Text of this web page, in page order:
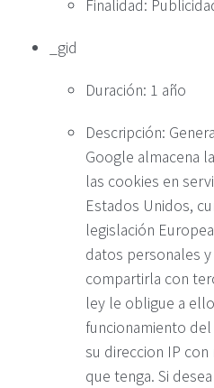
Finalidad:
_gid
Duración: 1 año
Descripción:
Google almacena
las cookies en
Estados Unidos,
legislación
datos personales
compartirla con
ley le obligue a
funcionamiento
su direccion IP
que tenga. Si